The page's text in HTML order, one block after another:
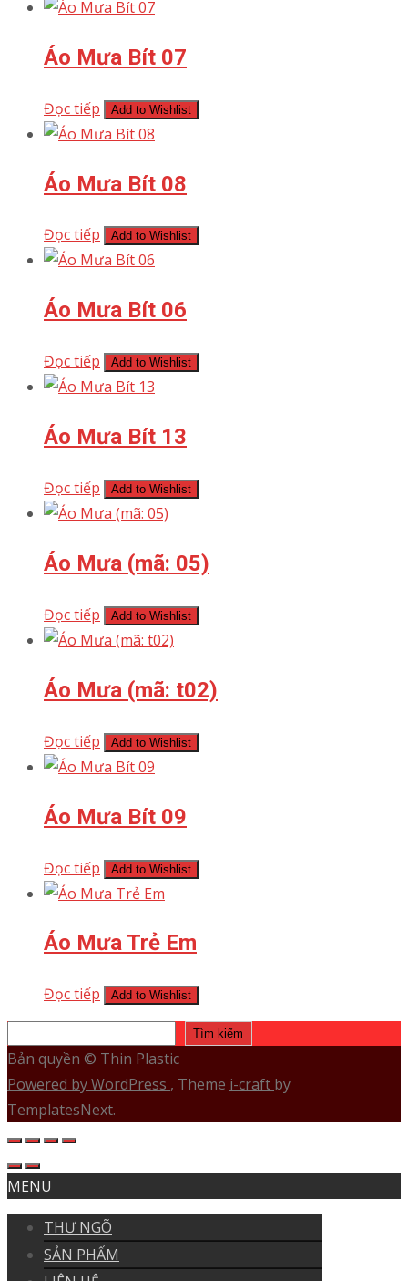
Áo Mưa Bít 07
Đọc tiếp Add to Wishlist
Áo Mưa Bít 08
Đọc tiếp Add to Wishlist
Áo Mưa Bít 06
Đọc tiếp Add to Wishlist
Áo Mưa Bít 13
Đọc tiếp Add to Wishlist
Áo Mưa (mã: 05)
Đọc tiếp Add to Wishlist
Áo Mưa (mã: t02)
Đọc tiếp Add to Wishlist
Áo Mưa Bít 09
Đọc tiếp Add to Wishlist
Áo Mưa Trẻ Em
Đọc tiếp Add to Wishlist
Tìm kiếm
Bản quyền © Thin Plastic
Powered by WordPress , Theme i-craft by
TemplatesNext.
MENU
THƯ NGÕ
SẢN PHẨM